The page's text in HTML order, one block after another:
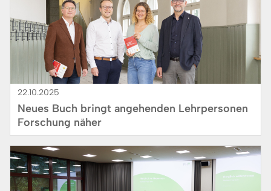
22.10.2025
Neues Buch bringt angehenden Lehrpersonen
Forschung näher
Bild